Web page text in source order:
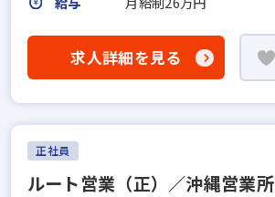
求人詳細を見る
正社員
ルート営業（正）／沖縄営業所